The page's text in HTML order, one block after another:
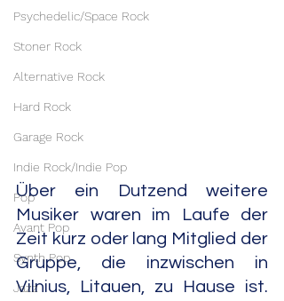
Psychedelic/Space Rock
Stoner Rock
Alternative Rock
Hard Rock
Garage Rock
Indie Rock/Indie Pop
Pop
Avant Pop
Synth Pop
Jazz
Über ein Dutzend weitere
Musiker waren im Laufe der
Zeit kurz oder lang Mitglied der
Gruppe, die inzwischen in
Vilnius, Litauen, zu Hause ist.